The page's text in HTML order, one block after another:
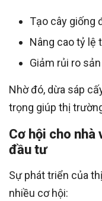
Tạo cây giống
Nâng cao tỷ lệ
Giảm rủi ro
Nhờ đó, dừa sáp
trọng giúp thị
Cơ hội cho nhà
đầu tư
Sự phát triển của
nhiều cơ hội: